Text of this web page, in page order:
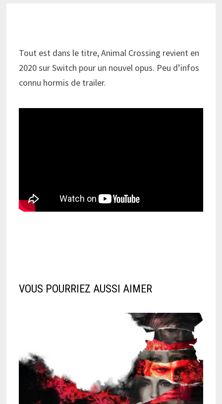
Tout est dans le titre, Animal Crossing revient en
2020 sur Switch pour un nouvel opus. Peu d’infos
connu hormis de trailer.
VOUS POURRIEZ AUSSI AIMER